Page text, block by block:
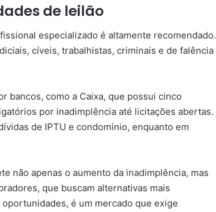
de leilão
especializado é altamente recomendado.
cíveis, trabalhistas, criminais e de falência
bancos, como a Caixa, que possui cinco
por inadimplência até licitações abertas.
de IPTU e condomínio, enquanto em
não apenas o aumento da inadimplência, mas
que buscam alternativas mais
é um mercado que exige